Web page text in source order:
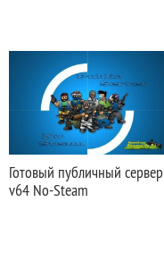
Готовый публичный сервер
v64 No-Steam